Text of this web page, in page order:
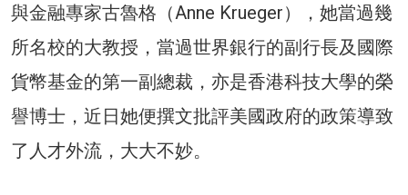
與金融專家古魯格（Anne Krueger），她當過幾
所名校的大教授，當過世界銀行的副行長及國際
貨幣基金的第一副總裁，亦是香港科技大學的榮
譽博士，近日她便撰文批評美國政府的政策導致
了人才外流，大大不妙。